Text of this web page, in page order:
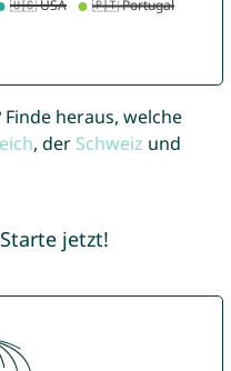
Finde heraus, welche
, der Schweiz und
jetzt!